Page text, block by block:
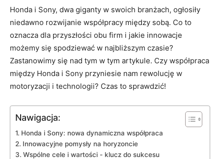
Honda i Sony, dwa giganty⁢ w swoich branżach, ogłosiły
niedawno rozwijanie współpracy między⁢ sobą. Co to
oznacza dla przyszłości obu ⁤firm i jakie⁣ innowacje
możemy się​ spodziewać ⁣w najbliższym czasie?
Zastanowimy się nad ⁢tym ​w tym artykule. Czy współpraca
między Honda‍ i‌ Sony przyniesie⁢ nam rewolucję⁤ w⁣
motoryzacji⁤ i ⁤technologii?⁣ Czas⁢ to sprawdzić!
Nawigacja:
Honda⁢ i⁤ Sony: ⁣nowa dynamiczna‍ współpraca
Innowacyjne pomysły na horyzoncie
Wspólne cele ‍i⁤ wartości⁤ -⁢ klucz do sukcesu